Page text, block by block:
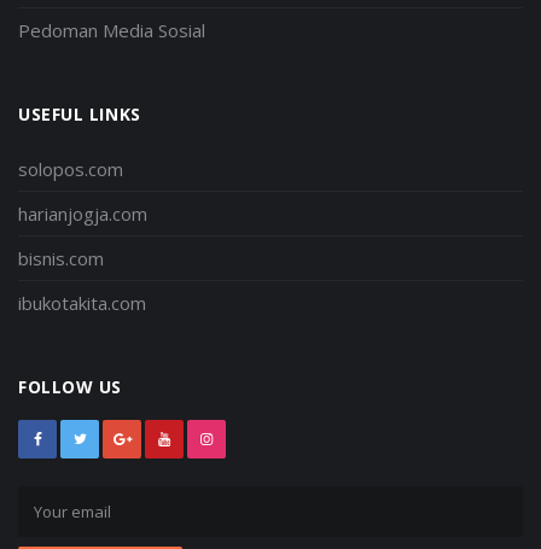
Pedoman Media Sosial
USEFUL LINKS
solopos.com
harianjogja.com
bisnis.com
ibukotakita.com
FOLLOW US